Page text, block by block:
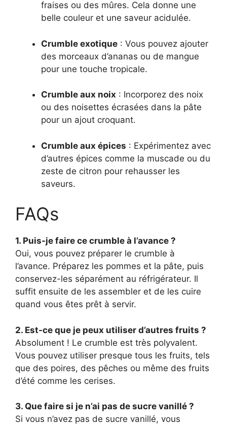
fraises ou des mûres. Cela donne une
belle couleur et une saveur acidulée.
Crumble exotique : Vous pouvez ajouter
des morceaux d’ananas ou de mangue
pour une touche tropicale.
Crumble aux noix : Incorporez des noix
ou des noisettes écrasées dans la pâte
pour un ajout croquant.
Crumble aux épices : Expérimentez avec
d’autres épices comme la muscade ou du
zeste de citron pour rehausser les
saveurs.
FAQs
1. Puis-je faire ce crumble à l’avance ?
Oui, vous pouvez préparer le crumble à
l’avance. Préparez les pommes et la pâte, puis
conservez-les séparément au réfrigérateur. Il
suffit ensuite de les assembler et de les cuire
quand vous êtes prêt à servir.
2. Est-ce que je peux utiliser d’autres fruits ?
Absolument ! Le crumble est très polyvalent.
Vous pouvez utiliser presque tous les fruits, tels
que des poires, des pêches ou même des fruits
d’été comme les cerises.
3. Que faire si je n’ai pas de sucre vanillé ?
Si vous n’avez pas de sucre vanillé, vous